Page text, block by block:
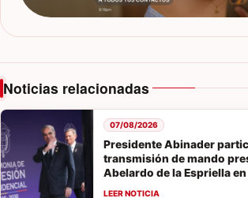
Noticias relacionadas
Presidente Abinader
transmisión de mando
Abelardo de la Espriella
07/08/2026